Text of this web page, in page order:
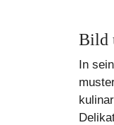
Bild
In